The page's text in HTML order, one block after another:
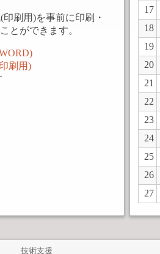
刷用)を事前に印刷・
とができます。
刷用)
17
18
19
20
21
22
23
24
25
26
27
技術支援